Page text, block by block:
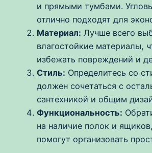
и прямыми тумбами.
отлично подходят для
Материал: Лучше всего
влагостойкие материалы,
избежать повреждений и
Стиль: Определитесь со
должен сочетаться с
сантехникой и общим
Функциональность:
на наличие полок и
помогут организовать